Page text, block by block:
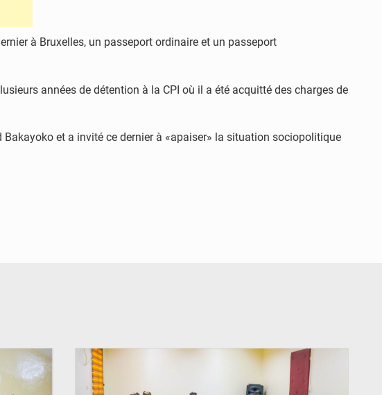
à Bruxelles, un passeport ordinaire et un passeport
années de détention à la CPI où il a été acquitté des charges de
et a invité ce dernier à «apaiser» la situation sociopolitique